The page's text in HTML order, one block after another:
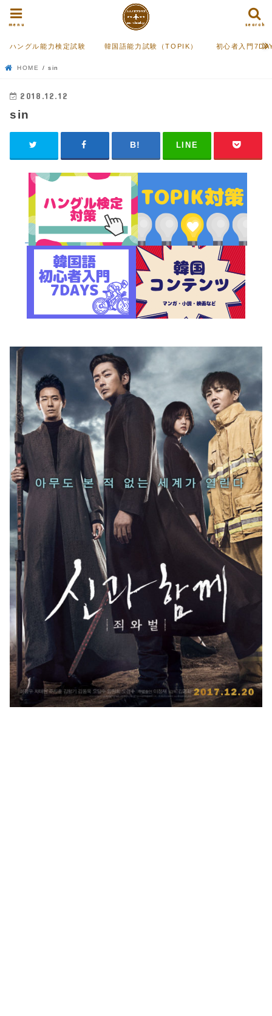
search
menu
ハングル能力検定試験 韓国語能力試験（TOPIK） 初心者入門
HOME sin
2018.12.12
sin
LINE